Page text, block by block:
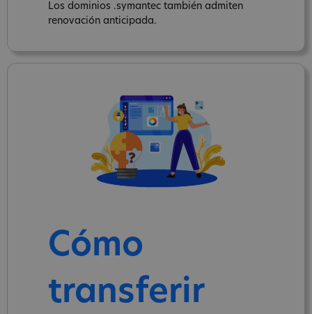
Los dominios .symantec también admiten
renovación anticipada.
Cómo
transferir